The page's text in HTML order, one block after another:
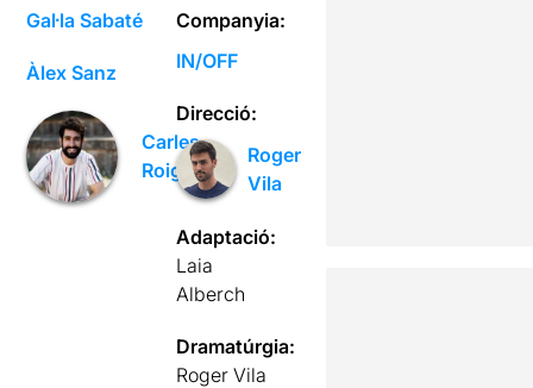
Gal·la Sabaté
Àlex Sanz
Carles
Roig
Companyia:
IN/OFF
Direcció:
Roger
Vila
Adaptació:
Laia
Alberch
Dramatúrgia:
Roger Vila